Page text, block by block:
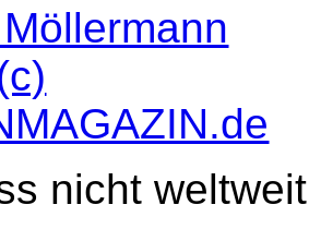
nicht